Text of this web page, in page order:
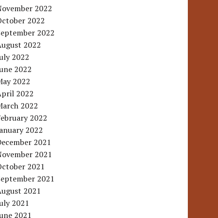
2022
2022
2022
2022
2022
2022
2022
2022
2022
2022
2022
2021
2021
2021
2021
2021
2021
2021